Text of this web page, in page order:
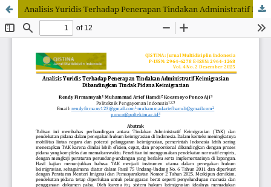
Analisis Yuridis Terhadap Penerapan Tindakan Administratif Keimigrasian Dibandingkan Tindak Pidana Keimigrasian